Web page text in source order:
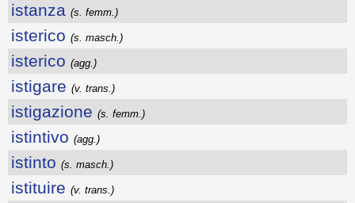
istanza (s. femm.)
isterico (s. masch.)
isterico (agg.)
istigare (v. trans.)
istigazione (s. femm.)
istintivo (agg.)
istinto (s. masch.)
istituire (v. trans.)